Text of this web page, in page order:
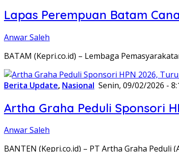
Lapas Perempuan Batam
Anwar Saleh
BATAM (Kepri.co.id) – Lembaga
Berita Update, Nasional Senin, 09/02/2026 -
Artha Graha Peduli Sponsori
Anwar Saleh
BANTEN (Kepri.co.id) – PT Artha Graha